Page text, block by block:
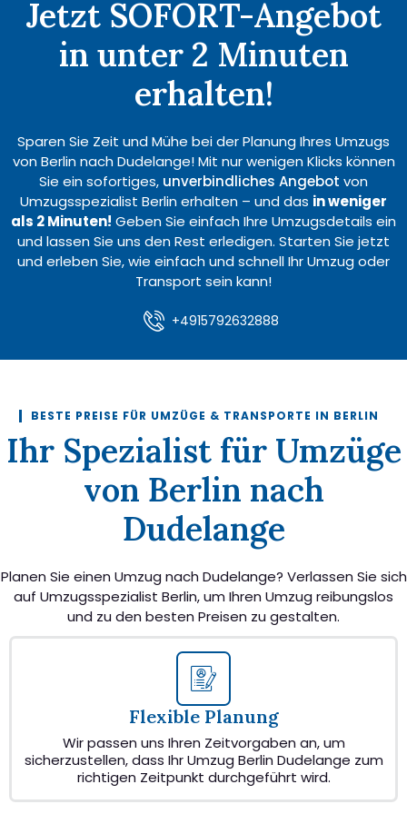
Jetzt SOFORT-Angebot
in unter 2 Minuten
erhalten!
Sparen Sie Zeit und Mühe bei der Planung Ihres Umzugs
von Berlin nach Dudelange! Mit nur wenigen Klicks können
Sie ein sofortiges, unverbindliches Angebot von
Umzugsspezialist Berlin erhalten – und das in weniger
als 2 Minuten! Geben Sie einfach Ihre Umzugsdetails ein
und lassen Sie uns den Rest erledigen. Starten Sie jetzt
und erleben Sie, wie einfach und schnell Ihr Umzug oder
Transport sein kann!
+4915792632888
BESTE PREISE FÜR UMZÜGE & TRANSPORTE IN BERLIN
Ihr Spezialist für Umzüge
von Berlin nach
Dudelange
Planen Sie einen Umzug nach Dudelange? Verlassen Sie sich
auf Umzugsspezialist Berlin, um Ihren Umzug reibungslos
und zu den besten Preisen zu gestalten.
Flexible Planung
Wir passen uns Ihren Zeitvorgaben an, um
sicherzustellen, dass Ihr Umzug Berlin Dudelange zum
richtigen Zeitpunkt durchgeführt wird.